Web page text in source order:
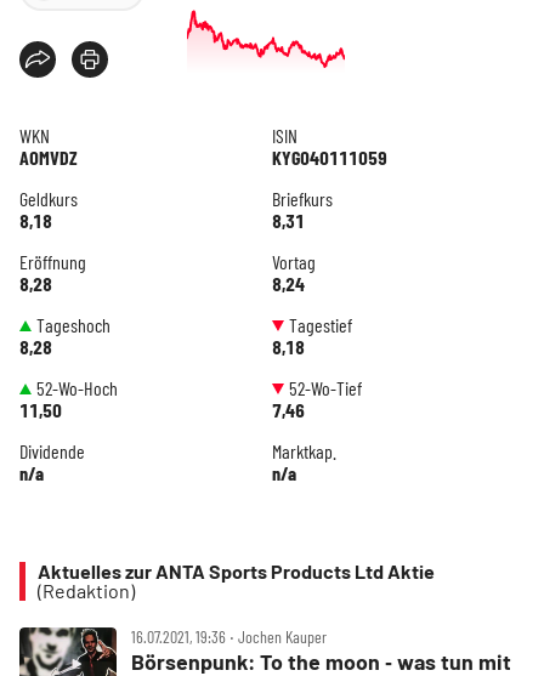
WKN
A0MVDZ
ISIN
KYG040111059
Geldkurs
8,18
Briefkurs
8,31
Eröffnung
8,28
Vortag
8,24
Tageshoch
8,28
Tagestief
8,18
52-Wo-Hoch
11,50
52-Wo-Tief
7,46
Dividende
n/a
Marktkap.
n/a
Aktuelles zur ANTA Sports Products Ltd Aktie
(Redaktion)
16.07.2021, 19:36 ‧ Jochen Kauper
Börsenpunk: To the moon ‑ was tun mit